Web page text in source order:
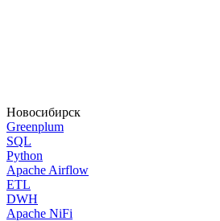
Новосибирск
Greenplum
SQL
Python
Apache Airflow
ETL
DWH
Apache NiFi